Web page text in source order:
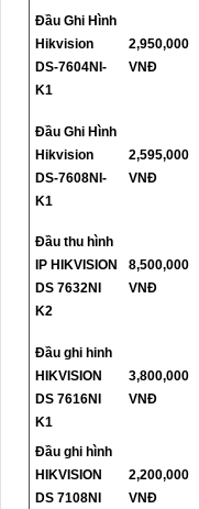
Đầu Ghi Hình
Hikvision
DS-7604NI-
K1
2,950,000
VNĐ
Đầu Ghi Hình
Hikvision
DS-7608NI-
K1
2,595,000
VNĐ
Đầu thu hình
IP HIKVISION
DS 7632NI
K2
8,500,000
VNĐ
Đầu ghi hinh
HIKVISION
DS 7616NI
K1
3,800,000
VNĐ
Đầu ghi hình
HIKVISION
DS 7108NI
2,200,000
VNĐ